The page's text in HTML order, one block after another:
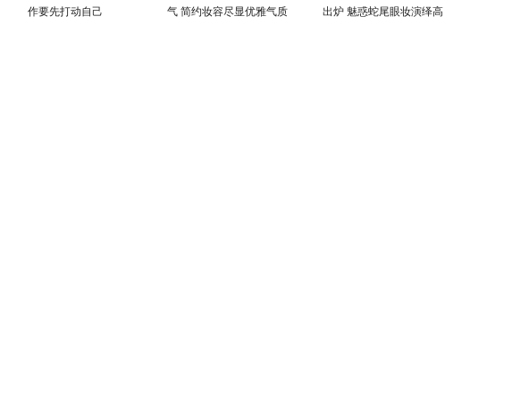
作要先打动自己
气 简约妆容尽显优雅气质
出炉 魅惑蛇尾眼妆演绎高